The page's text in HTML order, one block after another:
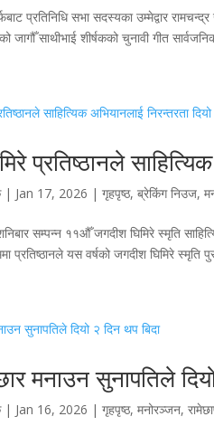
प्रतिनिधि सभा सदस्यका उम्मेद्वार
जागौँ साथीभाई शीर्षकको चुनावी गीत
प्रतिष्ठानले
| Jan 17, 2026 |गृहपृष्ठ,ब्रेकिंग निउज,
सम्पन्न ११औँ जगदीश घिमिरे स्मृति
प्रतिष्ठानले यस वर्षको जगदीश घिमिरे स्मृति
मनाउन सुनापतिले
| Jan 16, 2026 |गृहपृष्ठ,मनोरञ्जन,